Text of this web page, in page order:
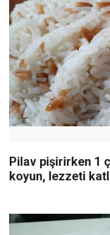
Pilav pişirirken 1
koyun, lezzeti